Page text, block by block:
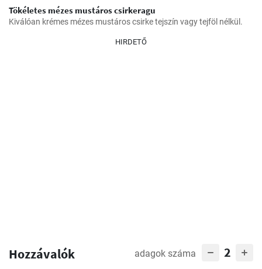
Tökéletes mézes mustáros csirkeragu
Kiválóan krémes mézes mustáros csirke tejszín vagy tejföl nélkül.
HIRDETŐ
Hozzávalók adagok száma 2